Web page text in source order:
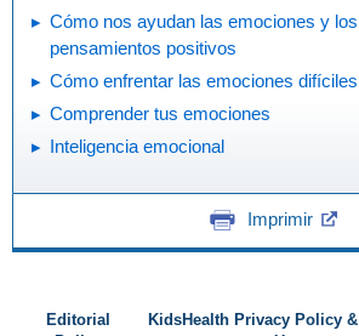
Cómo nos ayudan las emociones y los
pensamientos positivos
Cómo enfrentar las emociones difíciles
Comprender tus emociones
Inteligencia emocional
Imprimir
Editorial
KidsHealth Privacy Policy